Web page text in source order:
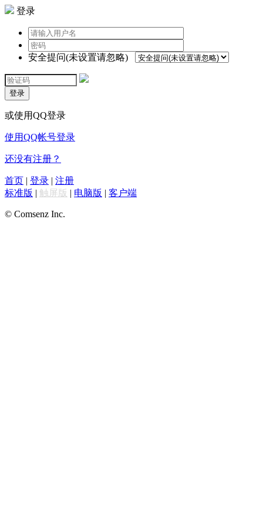
登录
安全提问(未设置请忽略)
登录
或使用QQ登录
使用QQ帐号登录
还没有注册？
首页 | 登录 | 注册
标准版 | 触屏版 | 电脑版 | 客户端
© Comsenz Inc.